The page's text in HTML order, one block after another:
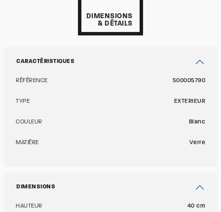
DIMENSIONS
& DÉTAILS
CARACTÉRISTIQUES
RÉFÉRENCE 500005790
TYPE EXTERIEUR
COULEUR Blanc
MATIÈRE Verre
DIMENSIONS
HAUTEUR 40 cm